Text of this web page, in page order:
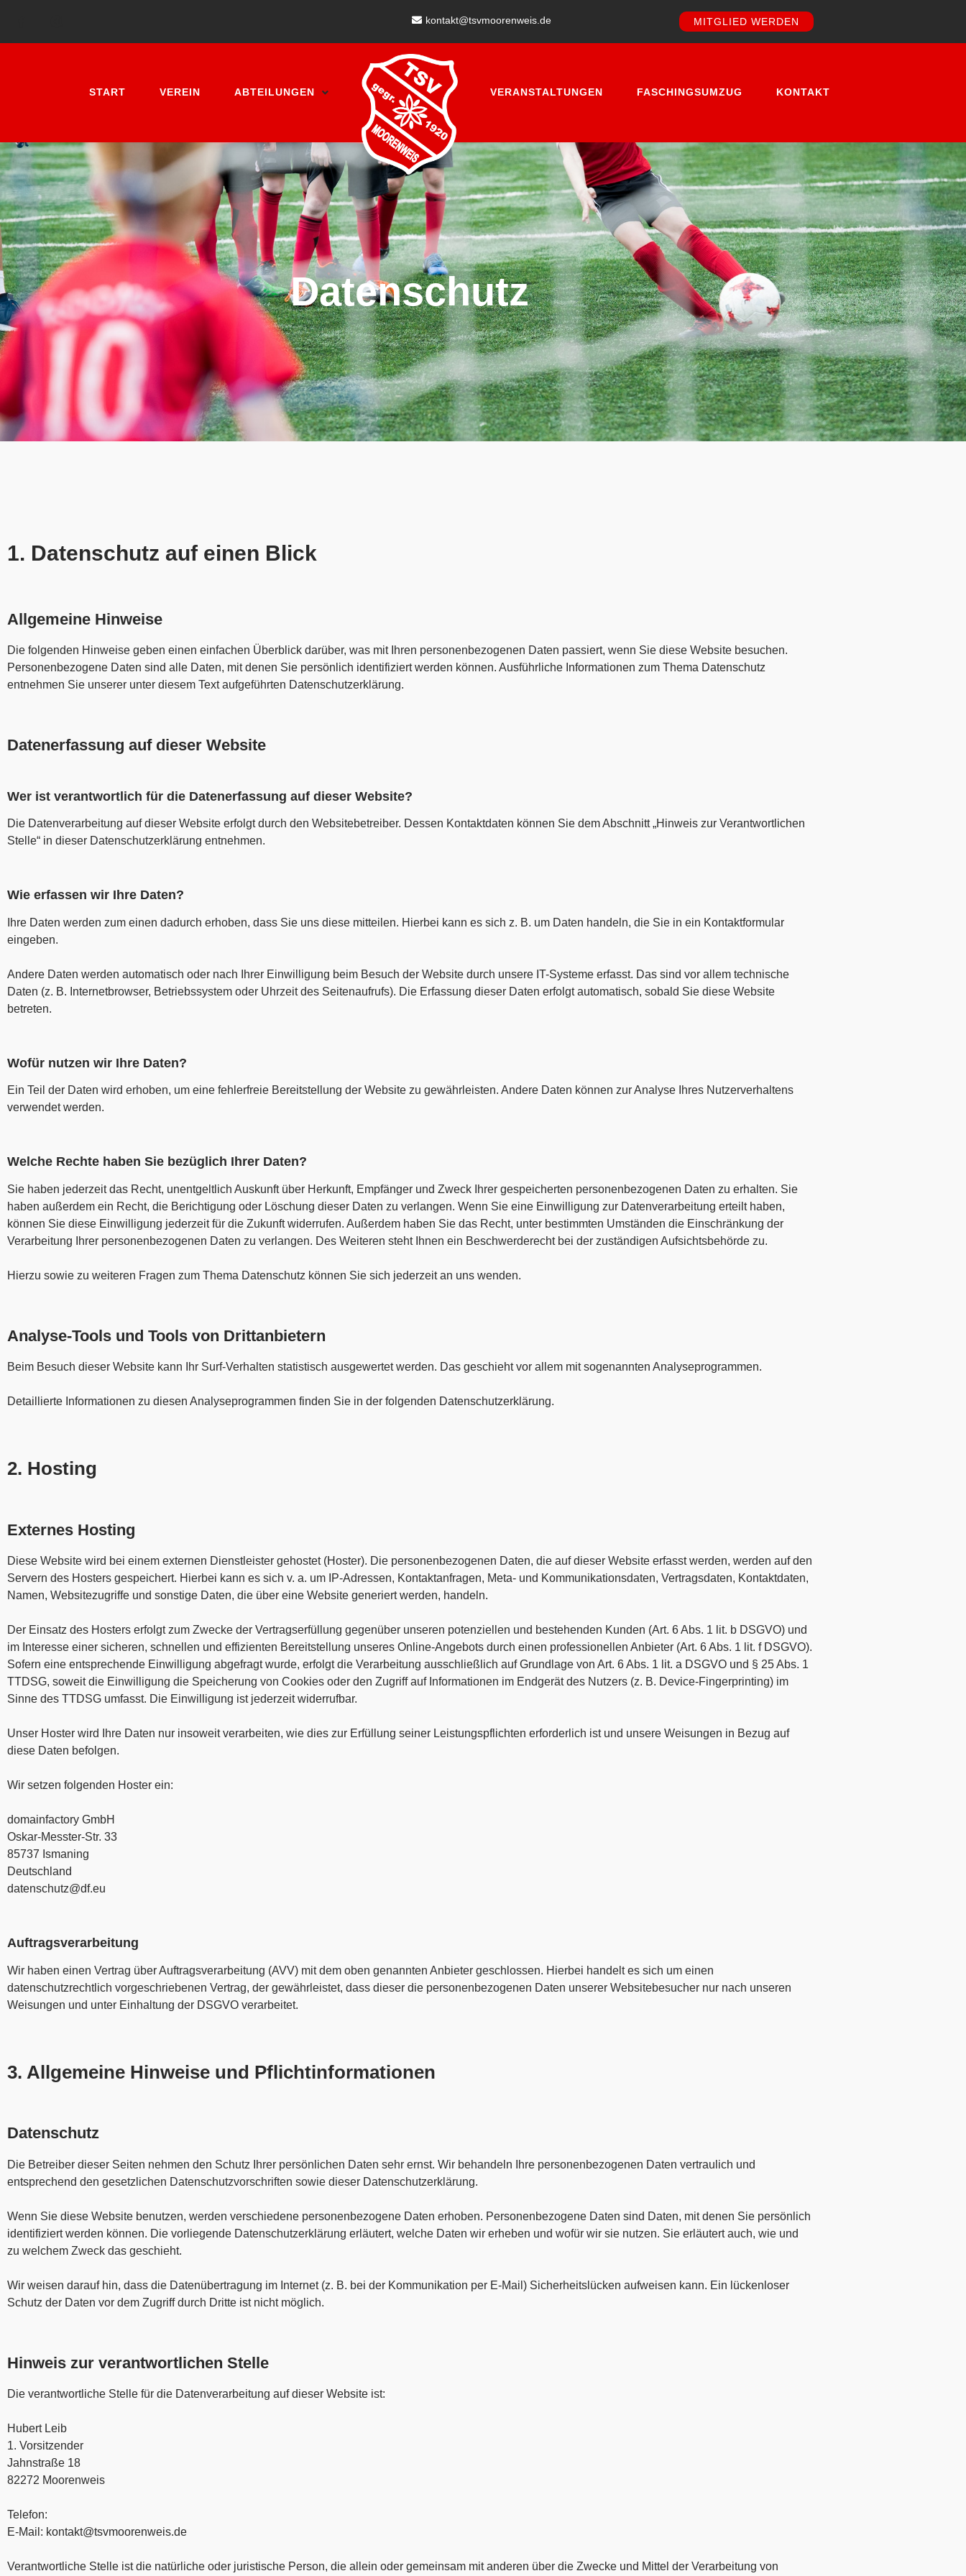
kontakt@tsvmoorenweis.de MITGLIED WERDEN
START VEREIN ABTEILUNGEN VERANSTALTUNGEN FASCHINGSUMZUG KONTAKT
Datenschutz
1. Datenschutz auf einen Blick
Allgemeine Hinweise
Die folgenden Hinweise geben einen einfachen Überblick darüber, was mit Ihren personenbezogenen Daten passiert, wenn Sie diese Website besuchen.
Personenbezogene Daten sind alle Daten, mit denen Sie persönlich identifiziert werden können. Ausführliche Informationen zum Thema Datenschutz
entnehmen Sie unserer unter diesem Text aufgeführten Datenschutzerklärung.
Datenerfassung auf dieser Website
Wer ist verantwortlich für die Datenerfassung auf dieser Website?
Die Datenverarbeitung auf dieser Website erfolgt durch den Websitebetreiber. Dessen Kontaktdaten können Sie dem Abschnitt „Hinweis zur Verantwortlichen
Stelle“ in dieser Datenschutzerklärung entnehmen.
Wie erfassen wir Ihre Daten?
Ihre Daten werden zum einen dadurch erhoben, dass Sie uns diese mitteilen. Hierbei kann es sich z. B. um Daten handeln, die Sie in ein Kontaktformular
eingeben.
Andere Daten werden automatisch oder nach Ihrer Einwilligung beim Besuch der Website durch unsere IT-Systeme erfasst. Das sind vor allem technische
Daten (z. B. Internetbrowser, Betriebssystem oder Uhrzeit des Seitenaufrufs). Die Erfassung dieser Daten erfolgt automatisch, sobald Sie diese Website
betreten.
Wofür nutzen wir Ihre Daten?
Ein Teil der Daten wird erhoben, um eine fehlerfreie Bereitstellung der Website zu gewährleisten. Andere Daten können zur Analyse Ihres Nutzerverhaltens
verwendet werden.
Welche Rechte haben Sie bezüglich Ihrer Daten?
Sie haben jederzeit das Recht, unentgeltlich Auskunft über Herkunft, Empfänger und Zweck Ihrer gespeicherten personenbezogenen Daten zu erhalten. Sie
haben außerdem ein Recht, die Berichtigung oder Löschung dieser Daten zu verlangen. Wenn Sie eine Einwilligung zur Datenverarbeitung erteilt haben,
können Sie diese Einwilligung jederzeit für die Zukunft widerrufen. Außerdem haben Sie das Recht, unter bestimmten Umständen die Einschränkung der
Verarbeitung Ihrer personenbezogenen Daten zu verlangen. Des Weiteren steht Ihnen ein Beschwerderecht bei der zuständigen Aufsichtsbehörde zu.
Hierzu sowie zu weiteren Fragen zum Thema Datenschutz können Sie sich jederzeit an uns wenden.
Analyse-Tools und Tools von Dritt­anbietern
Beim Besuch dieser Website kann Ihr Surf-Verhalten statistisch ausgewertet werden. Das geschieht vor allem mit sogenannten Analyseprogrammen.
Detaillierte Informationen zu diesen Analyseprogrammen finden Sie in der folgenden Datenschutzerklärung.
2. Hosting
Externes Hosting
Diese Website wird bei einem externen Dienstleister gehostet (Hoster). Die personenbezogenen Daten, die auf dieser Website erfasst werden, werden auf den
Servern des Hosters gespeichert. Hierbei kann es sich v. a. um IP-Adressen, Kontaktanfragen, Meta- und Kommunikationsdaten, Vertragsdaten, Kontaktdaten,
Namen, Websitezugriffe und sonstige Daten, die über eine Website generiert werden, handeln.
Der Einsatz des Hosters erfolgt zum Zwecke der Vertragserfüllung gegenüber unseren potenziellen und bestehenden Kunden (Art. 6 Abs. 1 lit. b DSGVO) und
im Interesse einer sicheren, schnellen und effizienten Bereitstellung unseres Online-Angebots durch einen professionellen Anbieter (Art. 6 Abs. 1 lit. f DSGVO).
Sofern eine entsprechende Einwilligung abgefragt wurde, erfolgt die Verarbeitung ausschließlich auf Grundlage von Art. 6 Abs. 1 lit. a DSGVO und § 25 Abs. 1
TTDSG, soweit die Einwilligung die Speicherung von Cookies oder den Zugriff auf Informationen im Endgerät des Nutzers (z. B. Device-Fingerprinting) im
Sinne des TTDSG umfasst. Die Einwilligung ist jederzeit widerrufbar.
Unser Hoster wird Ihre Daten nur insoweit verarbeiten, wie dies zur Erfüllung seiner Leistungspflichten erforderlich ist und unsere Weisungen in Bezug auf
diese Daten befolgen.
Wir setzen folgenden Hoster ein:
domainfactory GmbH
Oskar-Messter-Str. 33
85737 Ismaning
Deutschland
datenschutz@df.eu
Auftragsverarbeitung
Wir haben einen Vertrag über Auftragsverarbeitung (AVV) mit dem oben genannten Anbieter geschlossen. Hierbei handelt es sich um einen
datenschutzrechtlich vorgeschriebenen Vertrag, der gewährleistet, dass dieser die personenbezogenen Daten unserer Websitebesucher nur nach unseren
Weisungen und unter Einhaltung der DSGVO verarbeitet.
3. Allgemeine Hinweise und Pflicht­informationen
Datenschutz
Die Betreiber dieser Seiten nehmen den Schutz Ihrer persönlichen Daten sehr ernst. Wir behandeln Ihre personenbezogenen Daten vertraulich und
entsprechend den gesetzlichen Datenschutzvorschriften sowie dieser Datenschutzerklärung.
Wenn Sie diese Website benutzen, werden verschiedene personenbezogene Daten erhoben. Personenbezogene Daten sind Daten, mit denen Sie persönlich
identifiziert werden können. Die vorliegende Datenschutzerklärung erläutert, welche Daten wir erheben und wofür wir sie nutzen. Sie erläutert auch, wie und
zu welchem Zweck das geschieht.
Wir weisen darauf hin, dass die Datenübertragung im Internet (z. B. bei der Kommunikation per E-Mail) Sicherheitslücken aufweisen kann. Ein lückenloser
Schutz der Daten vor dem Zugriff durch Dritte ist nicht möglich.
Hinweis zur verantwortlichen Stelle
Die verantwortliche Stelle für die Datenverarbeitung auf dieser Website ist:
Hubert Leib
1. Vorsitzender
Jahnstraße 18
82272 Moorenweis
Telefon:
E-Mail: kontakt@tsvmoorenweis.de
Verantwortliche Stelle ist die natürliche oder juristische Person, die allein oder gemeinsam mit anderen über die Zwecke und Mittel der Verarbeitung von